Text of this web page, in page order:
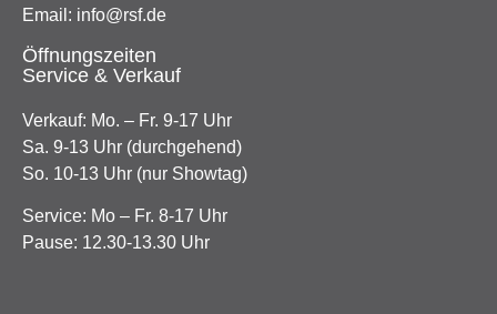
Email: info@rsf.de
Öffnungszeiten
Service & Verkauf
Verkauf: Mo. – Fr. 9-17 Uhr
Sa. 9-13 Uhr (durchgehend)
So. 10-13 Uhr (nur Showtag)
Service: Mo – Fr. 8-17 Uhr
Pause: 12.30-13.30 Uhr